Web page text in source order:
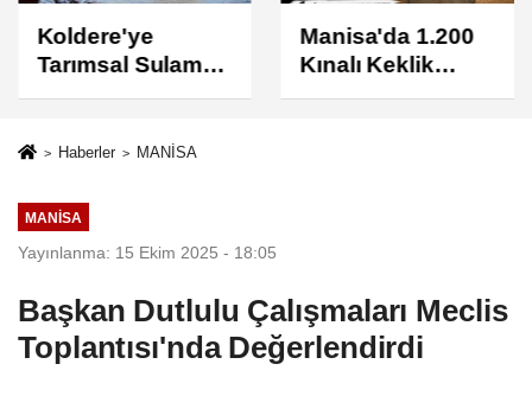
Koldere'ye
Tarımsal Sulama
Desteği
Manisa'da 1.200
Kınalı Keklik
Doğaya Salındı
Haberler MANİSA
MANİSA
Yayınlanma: 15 Ekim 2025 - 18:05
Başkan Dutlulu Çalışmaları Meclis
Toplantısı'nda Değerlendirdi